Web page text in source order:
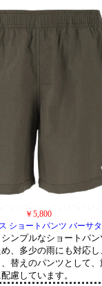
￥5,800
ショートパンツ バーサ
ンプルなショートパ
、多少の雨にも対応
替えのパンツとして
慮しています。